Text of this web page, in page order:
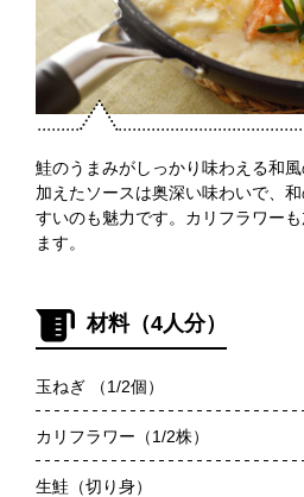
鮭のうまみがしっかり味わえる和
加えたソースは奥深い味わいで、
すいのも魅力です。カリフラワー
ます。
材料（4人分）
玉ねぎ （1/2個）
カリフラワー（1/2株）
生鮭（切り身）